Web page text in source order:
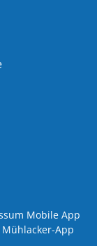
Mobile App
Mühlacker-App